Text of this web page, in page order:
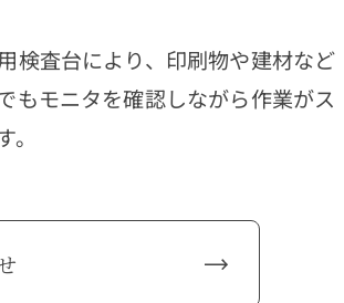
検査台により、印刷物や建材など
もモニタを確認しながら作業がス